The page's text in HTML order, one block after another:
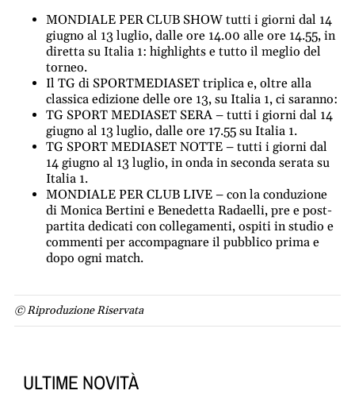
MONDIALE PER CLUB SHOW tutti i giorni dal 14
giugno al 13 luglio, dalle ore 14.00 alle ore 14.55, in
diretta su Italia 1: highlights e tutto il meglio del
torneo.
Il TG di SPORTMEDIASET triplica e, oltre alla
classica edizione delle ore 13, su Italia 1, ci saranno:
TG SPORT MEDIASET SERA – tutti i giorni dal 14
giugno al 13 luglio, dalle ore 17.55 su Italia 1.
TG SPORT MEDIASET NOTTE – tutti i giorni dal
14 giugno al 13 luglio, in onda in seconda serata su
Italia 1.
MONDIALE PER CLUB LIVE – con la conduzione
di Monica Bertini e Benedetta Radaelli, pre e post-
partita dedicati con collegamenti, ospiti in studio e
commenti per accompagnare il pubblico prima e
dopo ogni match.
© Riproduzione Riservata
ULTIME NOVITÀ